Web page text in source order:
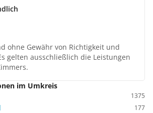
ohne Gewähr von Richtigkeit und
gelten ausschließlich die Leistungen
im Umkreis
1375
177